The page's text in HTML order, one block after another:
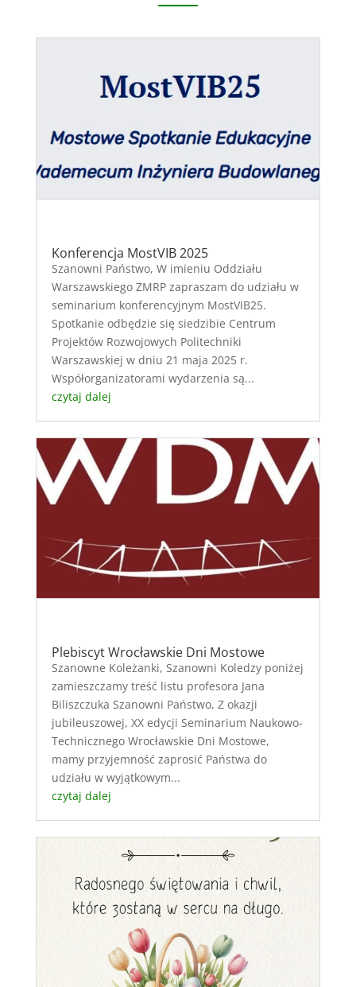
Konferencja MostVIB 2025
Szanowni Państwo, W imieniu Oddziału
Warszawskiego ZMRP zapraszam do udziału w
seminarium konferencyjnym MostVIB25.
Spotkanie odbędzie się siedzibie Centrum
Projektów Rozwojowych Politechniki
Warszawskiej w dniu 21 maja 2025 r.
Współorganizatorami wydarzenia są...
czytaj dalej
Plebiscyt Wrocławskie Dni Mostowe
Szanowne Koleżanki, Szanowni Koledzy poniżej
zamieszczamy treść listu profesora Jana
Biliszczuka Szanowni Państwo, Z okazji
jubileuszowej, XX edycji Seminarium Naukowo-
Technicznego Wrocławskie Dni Mostowe,
mamy przyjemność zaprosić Państwa do
udziału w wyjątkowym...
czytaj dalej